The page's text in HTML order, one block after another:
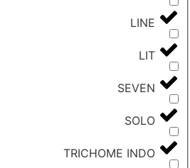
LINE
LIT
SEVEN
SOLO
TRICHOME INDO